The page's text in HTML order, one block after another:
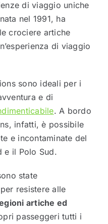
di viaggio uniche
nel 1991, ha
crociere artiche
di viaggio
sono ideali per i
e di
. A bordo
infatti, è possibile
e incontaminate del
e il Polo Sud.
state
resistere alle
artiche ed
passeggeri tutti i